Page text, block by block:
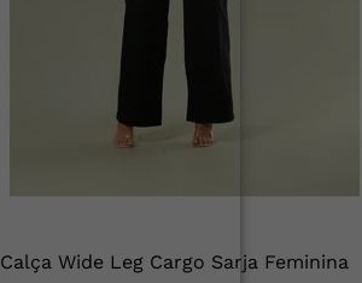
Calça Wide Leg Cargo Sarja Feminina